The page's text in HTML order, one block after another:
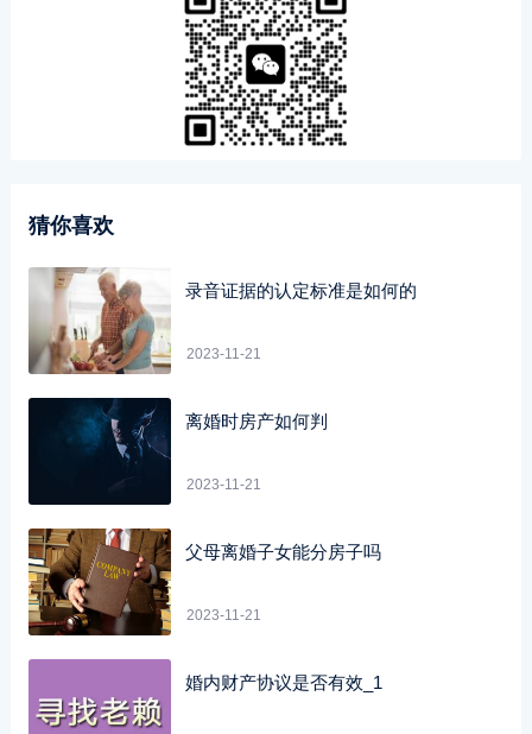
猜你喜欢
录音证据的认定标准是如何的
2023-11-21
离婚时房产如何判
2023-11-21
父母离婚子女能分房子吗
2023-11-21
婚内财产协议是否有效_1